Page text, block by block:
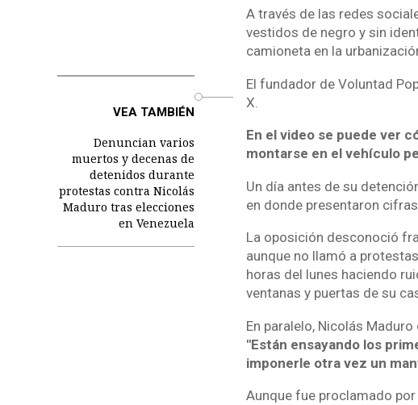
A través de las redes
vestidos de negro y sin
camioneta en la
VEA TAMBIÉN
Denuncian varios
muertos y decenas de
detenidos durante
protestas contra Nicolás
Maduro tras elecciones
en Venezuela
El fundador de Voluntad
X.
En el video se puede ver
montarse en el vehículo
Un día antes de su
en donde presentaron
La oposición desconoció
aunque no llamó a
horas del lunes haciendo
ventanas y puertas de su
En paralelo, Nicolás
"Están ensayando los
imponerle otra vez un
Aunque fue proclamado